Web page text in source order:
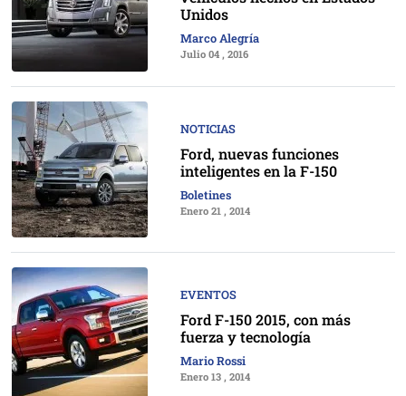
Unidos
Marco Alegría
Julio 04 , 2016
NOTICIAS
Ford, nuevas funciones
inteligentes en la F-150
Boletines
Enero 21 , 2014
EVENTOS
Ford F-150 2015, con más
fuerza y tecnología
Mario Rossi
Enero 13 , 2014